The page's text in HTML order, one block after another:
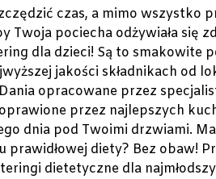
czas, a mimo wszystko
Twoja pociecha odżywiała się
dla dzieci! Są to smakowite
jakości składnikach od
opracowane przez
przez najlepszych
dnia pod Twoimi drzwiami.
prawidłowej diety? Bez obaw!
dietetyczne dla